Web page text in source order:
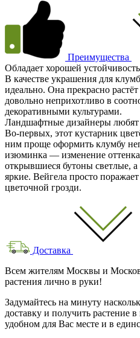
Преимущества
Обладает хорошей
В качестве украшения для
идеально. Она прекрасно
довольно неприхотливо в
декоративными культурами.
Ландшафтные дизайнеры любят
Во-первых, этот кустарник
ним проще оформить клумбу
изюминка — изменение оттенка
открывшиеся бутоны светлые,
яркие. Вейгела просто
цветочной грозди.
Доставка
Всем жителям Москвы и
растения лично в руки!
Задумайтесь на минуту
доставку и получить растение
удобном для Вас месте и в